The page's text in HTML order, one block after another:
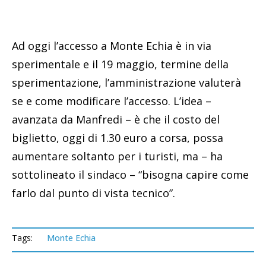
Ad oggi l’accesso a Monte Echia è in via
sperimentale e il 19 maggio, termine della
sperimentazione, l’amministrazione valuterà
se e come modificare l’accesso. L’idea –
avanzata da Manfredi – è che il costo del
biglietto, oggi di 1.30 euro a corsa, possa
aumentare soltanto per i turisti, ma – ha
sottolineato il sindaco – “bisogna capire come
farlo dal punto di vista tecnico”.
Tags: Monte Echia